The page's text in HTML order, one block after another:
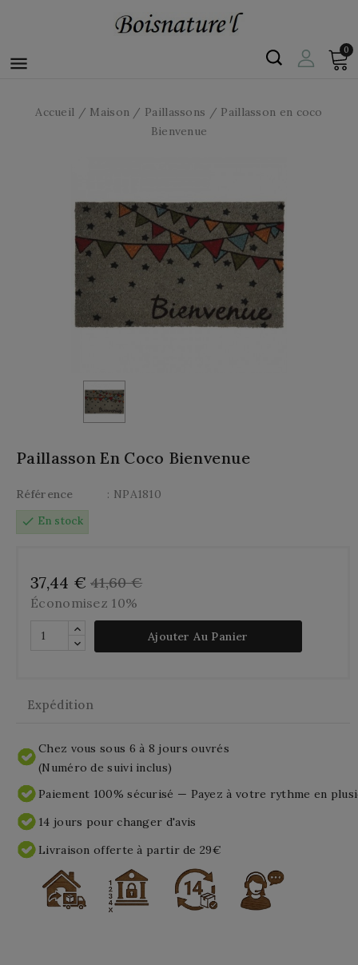

0
Accueil Maison Paillassons
Paillasson en coco
Bienvenue
Paillasson En Coco Bienvenue
Référence
: NPA1810
check En stock
37,44 € 41,60 €
Économisez 10%
Ajouter Au Panier
Expédition
Chez vous sous 6 à 8 jours ouvrés
(Numéro de suivi inclus)
Paiement 100% sécurisé — Payez à votre rythme en
14 jours pour changer d'avis
Livraison offerte à partir de 29€